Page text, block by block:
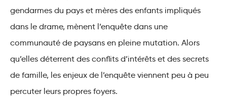
gendarmes du pays et mères des enfants impliqués
dans le drame, mènent l’enquête dans une
communauté de paysans en pleine mutation. Alors
qu’elles déterrent des conflits d’intérêts et des secrets
de famille, les enjeux de l’enquête viennent peu à peu
percuter leurs propres foyers.